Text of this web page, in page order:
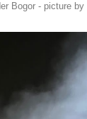
Bogor - picture by